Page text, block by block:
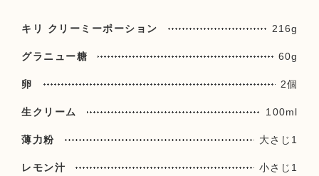
キリ クリーミーポーション 216g
グラニュー糖 60g
卵 2個
生クリーム 100ml
薄力粉 大さじ1
レモン汁 小さじ1